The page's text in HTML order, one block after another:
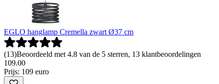
EGLO hanglamp Cremella zwart Ø37 cm
(13)Beoordeeld met 4.8 van de 5 sterren, 13 klantbeoordelingen
109.00
Prijs: 109 euro